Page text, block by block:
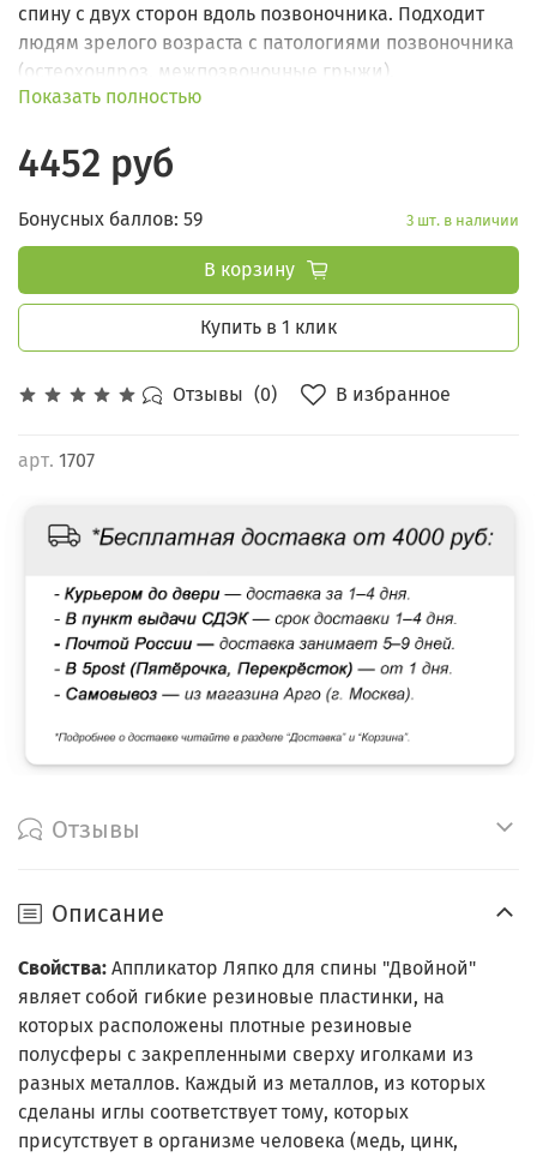
Отзывы (0) В избранное
арт. 1707
спину с двух сторон вдоль позвоночника. Подходит
людям зрелого возраста с патологиями позвоночника
(остеохондроз, межпозвоночные грыжи).
Показать полностью
4452 руб
Бонусных баллов: 59 3 шт. в наличии
В корзину
Купить в 1 клик
Отзывы
Описание
Свойства: Аппликатор Ляпко для спины "Двойной"
являет собой гибкие резиновые пластинки, на
которых расположены плотные резиновые
полусферы с закрепленными сверху иголками из
разных металлов. Каждый из металлов, из которых
сделаны иглы соответствует тому, которых
присутствует в организме человека (медь, цинк,